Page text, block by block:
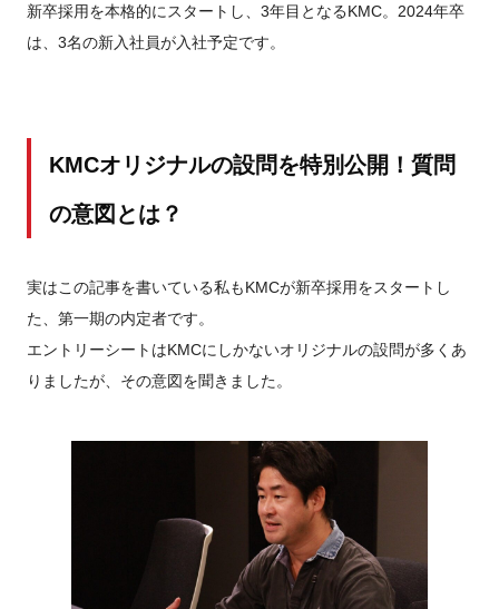
新卒採用を本格的にスタートし、3年目となるKMC。2024年卒
は、3名の新入社員が入社予定です。
KMCオリジナルの設問を特別公開！質問
の意図とは？
実はこの記事を書いている私もKMCが新卒採用をスタートし
た、第一期の内定者です。
エントリーシートはKMCにしかないオリジナルの設問が多くあ
りましたが、その意図を聞きました。